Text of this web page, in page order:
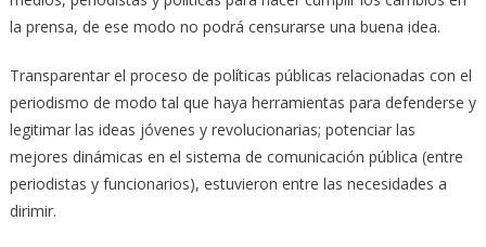
la prensa, de ese modo no podrá censurarse una buena idea.
Transparentar el proceso de políticas públicas relacionadas con el
periodismo de modo tal que haya herramientas para defenderse y
legitimar las ideas jóvenes y revolucionarias; potenciar las
mejores dinámicas en el sistema de comunicación pública (entre
periodistas y funcionarios), estuvieron entre las necesidades a
dirimir.